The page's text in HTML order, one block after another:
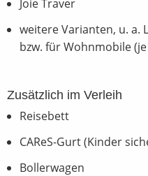
Joie Traver
weitere Varianten, u. a.
bzw. für Wohnmobile
Zusätzlich im Verleih
Reisebett
CAReS-Gurt (Kinder
Bollerwagen